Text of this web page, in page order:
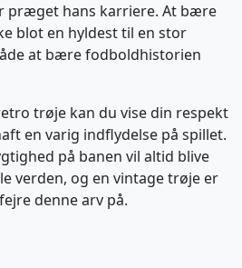
præget hans karriere. At bære
blot en hyldest til en stor
at bære fodboldhistorien
trøje kan du vise din respekt
en varig indflydelse på spillet.
på banen vil altid blive
verden, og en vintage trøje er
denne arv på.